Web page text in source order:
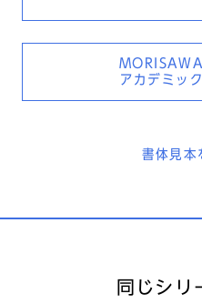
アカデミッ
書体見本
同じシリ